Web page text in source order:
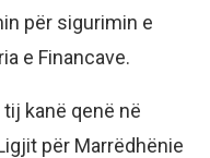
për sigurimin e
e Financave.
kanë qenë në
për Marrëdhënie